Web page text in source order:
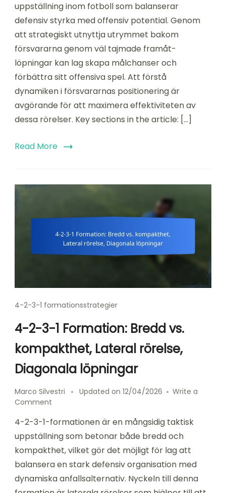
3-
Formation:
Utnyttja
ytor
bakom
försvar,
Anfallslöpningar,
Timing
löpningar
uppställning inom fotboll som balanserar
defensiv styrka med offensiv potential. Genom
att strategiskt utnyttja utrymmet bakom
försvararna genom väl tajmade framåt-
löpningar kan lag skapa målchanser och
förbättra sitt offensiva spel. Att förstå
dynamiken i försvararnas positionering är
avgörande för att maximera effektiviteten av
dessa rörelser. Key sections in the article: […]
Read More
4-2-3-1 formationsstrategier
4-2-3-1 Formation: Bredd vs.
kompakthet, Lateral rörelse,
Diagonala löpningar
Marco Silvestri Updated on 12/04/2026
Write a
Comment
2-
3-
Formation:
Bredd
vs.
4-2-3-1-formationen är en mångsidig taktisk
uppställning som betonar både bredd och
kompakthet, vilket gör det möjligt för lag att
balansera en stark defensiv organisation med
dynamiska anfallsalternativ. Nyckeln till denna